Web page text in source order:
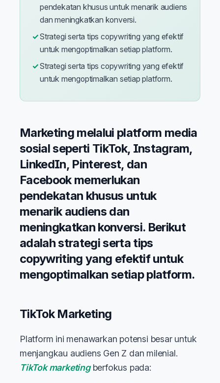
pendekatan khusus untuk menarik audiens
dan meningkatkan konversi.
Strategi serta tips copywriting yang efektif
untuk mengoptimalkan setiap platform.
Strategi serta tips copywriting yang efektif
untuk mengoptimalkan setiap platform.
Marketing melalui platform media
sosial seperti TikTok, Instagram,
LinkedIn, Pinterest, dan
Facebook memerlukan
pendekatan khusus untuk
menarik audiens dan
meningkatkan konversi. Berikut
adalah strategi serta tips
copywriting yang efektif untuk
mengoptimalkan setiap platform.
TikTok Marketing
Platform ini menawarkan potensi besar untuk
menjangkau audiens Gen Z dan milenial.
TikTok marketingberfokus pada: